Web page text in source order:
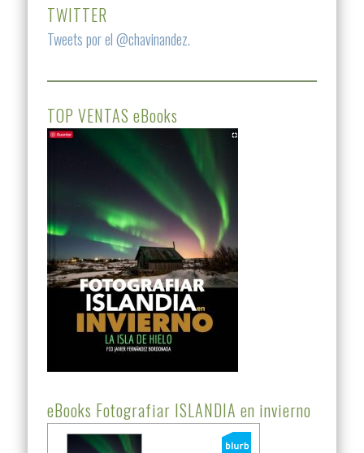
TWITTER
Tweets por el @chavinandez.
TOP VENTAS eBooks
eBooks Fotografiar ISLANDIA en invierno